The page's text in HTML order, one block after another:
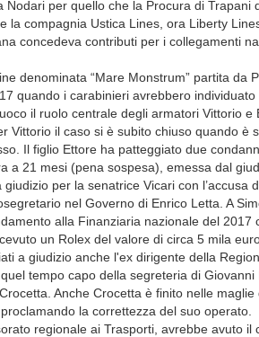
per quello che la Procura di Trapani
la compagnia Ustica Lines, ora Liberty
concedeva contributi per i collegamenti
denominata “Mare Monstrum” partita da
quando i carabinieri avrebbero
il ruolo centrale degli armatori Vittorio
Vittorio il caso si è subito chiuso quando è
Il figlio Ettore ha patteggiato due
a 21 mesi (pena sospesa), emessa dal
per la senatrice Vicari con l’accusa
nel Governo di Enrico Letta. A
alla Finanziaria nazionale del 2017
un Rolex del valore di circa 5 mila
a giudizio anche l'ex dirigente della
tempo capo della segreteria di Giovanni
Anche Crocetta è finito nelle maglie
la correttezza del suo operato.
regionale ai Trasporti, avrebbe avuto il